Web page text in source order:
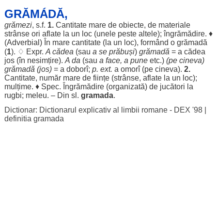
GRĂMÁDĂ,
grămezi, s.f. 1. Cantitate marede obiecte, de materiale
strânseori aflatela un loc(unele peste altele);îngrămădire. ♦
(Adverbial ) În mare cantitate(la un loc), formând o grămadă
(1). ♢ Expr. A cădea (sau a se prăbuși) grămadă = a cădea
jos(în nesimțire). A da (sau a face, a puneetc.) (pe cineva)
grămadă (jos)= a doborî; p. ext. a omorî(pe cineva). 2.
Cantitate, număr marede ființe(strânse, aflatela un loc);
mulțime. ♦ Spec. Îngrămădire(organizată) de jucători la
rugbi; meleu. – Din sl. gramada.
Dictionar: Dictionarul explicativ al limbii romane - DEX '98|
definitia gramada